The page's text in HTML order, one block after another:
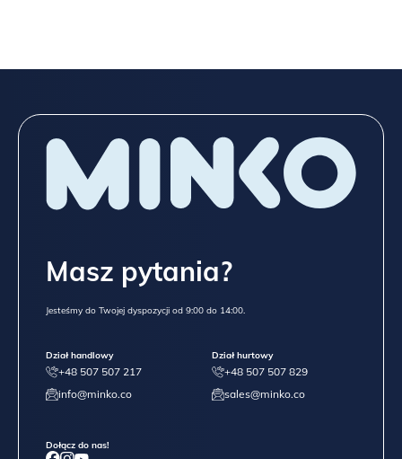
Masz pytania?
Jesteśmy do Twojej dyspozycji od 9:00 do 14:00.
Dział handlowy
+48 507 507 217
info@minko.co
Dział hurtowy
+48 507 507 829
sales@minko.co
Dołącz do nas!